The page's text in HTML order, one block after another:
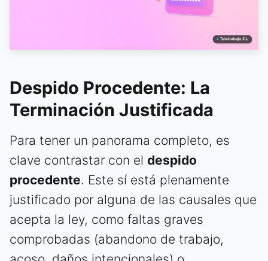
Despido Procedente: La
Terminación Justificada
Para tener un panorama completo, es
clave contrastar con el despido
procedente. Este sí está plenamente
justificado por alguna de las causales que
acepta la ley, como faltas graves
comprobadas (abandono de trabajo,